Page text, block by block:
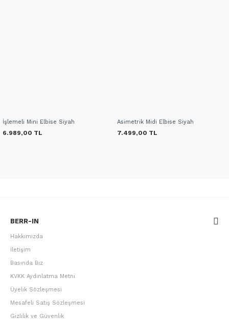
İşlemeli Mini Elbise Siyah
6.989,00 TL
Asimetrik Midi Elbise Siyah
7.499,00 TL
BERR-IN
Hakkımızda
İletişim
Basında Biz
KVKK Aydınlatma Metni
Üyelik Sözleşmesi
Mesafeli Satış Sözleşmesi
Gizlilik ve Güvenlik